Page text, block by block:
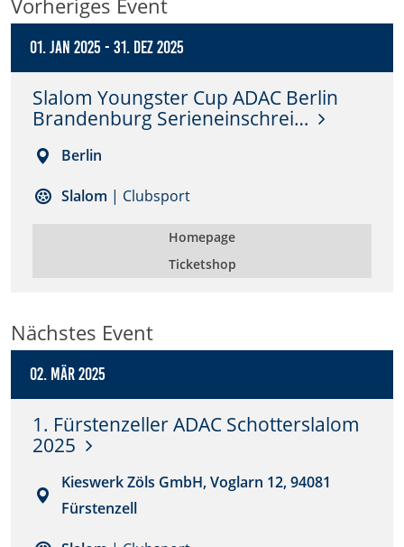
Vorheriges Event
01. Jan 2025-31. Dez 2025
Slalom Youngster Cup ADAC Berlin
Brandenburg Serieneinschrei…
Berlin
Slalom | Clubsport
Homepage
Ticketshop
Nächstes Event
02. Mär 2025
1. Fürstenzeller ADAC Schotterslalom
2025
Kieswerk Zöls GmbH, Voglarn 12, 94081
Fürstenzell
ermöglichen. Ohne diese Cookies kann die Website nicht
richtig funktionieren.
Background Image
Name:
gw-cookie-bgimage
DMSB
Dieser Cookie speichert Informationen zu
verwendeten Hintergrundbildern der Website.
24 Stunden
Name:
cookie_consent
Anbieter: